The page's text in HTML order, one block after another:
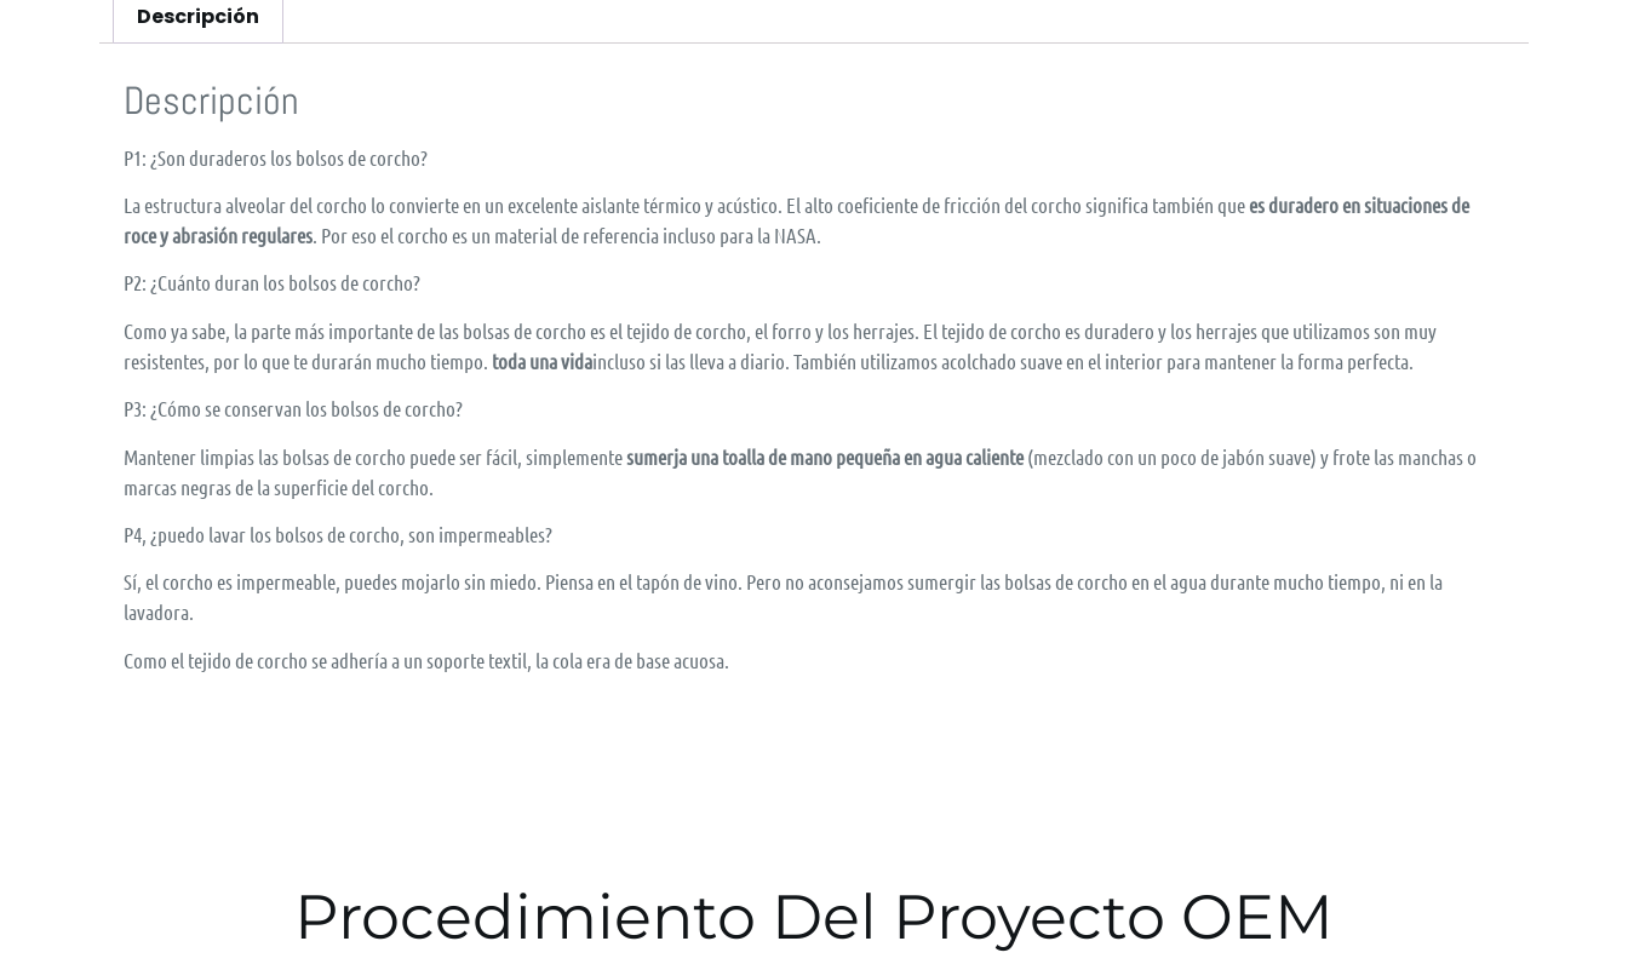
Descripción
Descripción
P1: ¿Son duraderos los bolsos de corcho?
La estructura alveolar del corcho lo convierte en un excelente aislante térmico y acústico. El alto coeficiente de fricción del corcho significa también que es duradero en situaciones de
roce y abrasión regulares . Por eso el corcho es un material de referencia incluso para la NASA.
P2: ¿Cuánto duran los bolsos de corcho?
Como ya sabe, la parte más importante de las bolsas de corcho es el tejido de corcho, el forro y los herrajes. El tejido de corcho es duradero y los herrajes que utilizamos son muy
resistentes, por lo que te durarán mucho tiempo. toda una vidaincluso si las lleva a diario. También utilizamos acolchado suave en el interior para mantener la forma perfecta.
P3: ¿Cómo se conservan los bolsos de corcho?
Mantener limpias las bolsas de corcho puede ser fácil, simplemente sumerja una toalla de mano pequeña en agua caliente(mezclado con un poco de jabón suave) y frote las manchas o
marcas negras de la superficie del corcho.
P4, ¿puedo lavar los bolsos de corcho, son impermeables?
Sí, el corcho es impermeable, puedes mojarlo sin miedo. Piensa en el tapón de vino. Pero no aconsejamos sumergir las bolsas de corcho en el agua durante mucho tiempo, ni en la
lavadora.
Como el tejido de corcho se adhería a un soporte textil, la cola era de base acuosa.
Procedimiento Del Proyecto OEM